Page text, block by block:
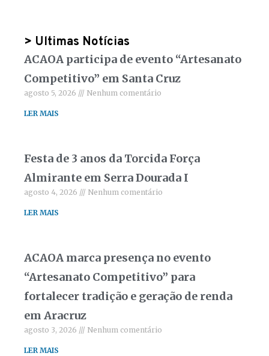
> Ultimas Notícias
ACAOA participa de evento “Artesanato
Competitivo” em Santa Cruz
agosto 5, 2026 Nenhum comentário
LER MAIS
Festa de 3 anos da Torcida Força
Almirante em Serra Dourada I
agosto 4, 2026 Nenhum comentário
LER MAIS
ACAOA marca presença no evento
“Artesanato Competitivo” para
fortalecer tradição e geração de renda
em Aracruz
agosto 3, 2026 Nenhum comentário
LER MAIS